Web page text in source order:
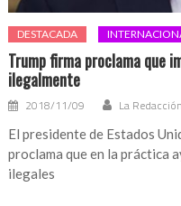
DESTACADA
Trump firma proclama que
ilegalmente
2018/11/09 La Redacción
El presidente de Estados
proclama que en la práctica
ilegales